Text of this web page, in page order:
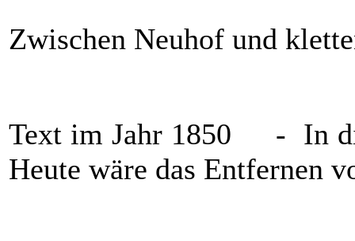
Zwischen Neuhof und
Text im Jahr 1850 - In
Heute wäre das Entfernen